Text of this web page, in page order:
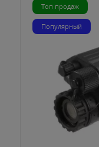
Топ продаж
Популярный